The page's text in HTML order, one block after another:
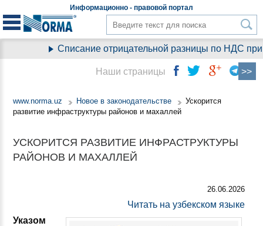
Информационно - правовой портал
Списание отрицательной разницы по НДС при
www.norma.uz Новое в законодательстве
Ускорится
развитие инфраструктуры районов и махаллей
УСКОРИТСЯ РАЗВИТИЕ ИНФРАСТРУКТУРЫ
РАЙОНОВ И МАХАЛЛЕЙ
26.06.2026
Читать на узбекском языке
Указом
Наши страницы